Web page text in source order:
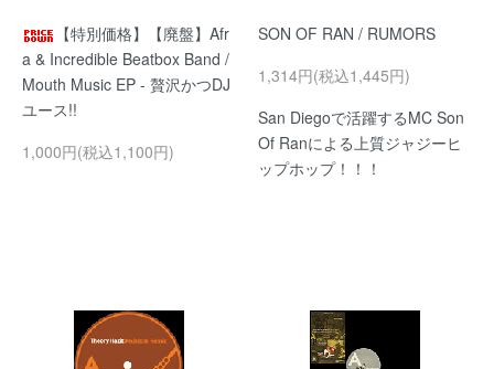
【特別価格】【廃盤】Afr
a & Incredible Beatbox Band /
Mouth Music EP - 贅沢かつDJ
ユース!!
1,000円(税込1,100円)
SON OF RAN / RUMORS
1,314円(税込1,445円)
San Diegoで活躍するMC Son
Of Ranによる上質ジャジーヒ
ップホップ！！！